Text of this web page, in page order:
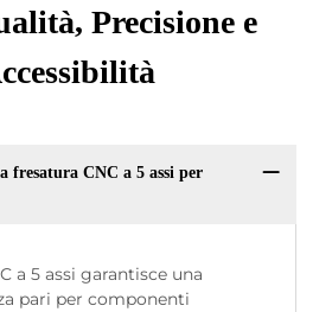
Precisione e
fresatura CNC a 5 assi per
a 5 assi garantisce una
pari per componenti